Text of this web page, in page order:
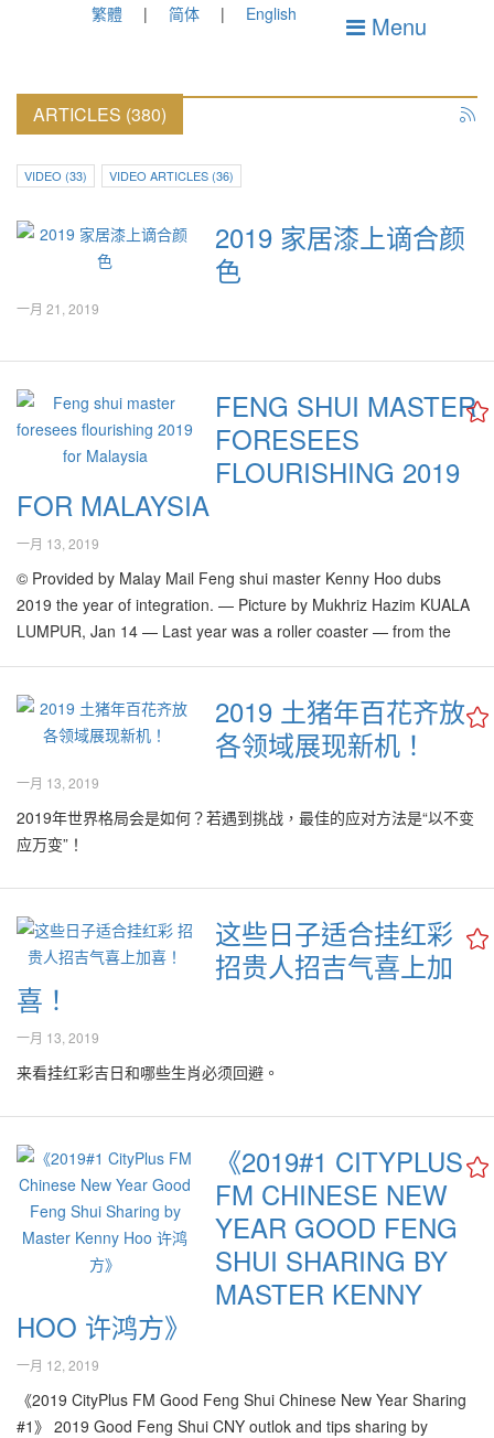
繁體 简体 English Menu
ARTICLES (380)
VIDEO (33) VIDEO ARTICLES (36)
2019 家居漆上谪合颜
色
一月 21, 2019
FENG SHUI MASTER
FORESEES
FLOURISHING 2019
FOR MALAYSIA
一月 13, 2019
© Provided by Malay Mail Feng shui master Kenny Hoo dubs
2019 the year of integration. — Picture by Mukhriz Hazim KUALA
LUMPUR, Jan 14 — Last year was a roller coaster — from the
2019 土猪年百花齐放
各领域展现新机！
一月 13, 2019
2019年世界格局会是如何？若遇到挑战，最佳的应对方法是“以不变
应万变”！
这些日子适合挂红彩
招贵人招吉气喜上加
喜！
一月 13, 2019
来看挂红彩吉日和哪些生肖必须回避。
《2019#1 CITYPLUS
FM CHINESE NEW
YEAR GOOD FENG
SHUI SHARING BY
MASTER KENNY
HOO 许鸿方》
一月 12, 2019
《2019 CityPlus FM Good Feng Shui Chinese New Year Sharing
#1》 2019 Good Feng Shui CNY outlok and tips sharing by